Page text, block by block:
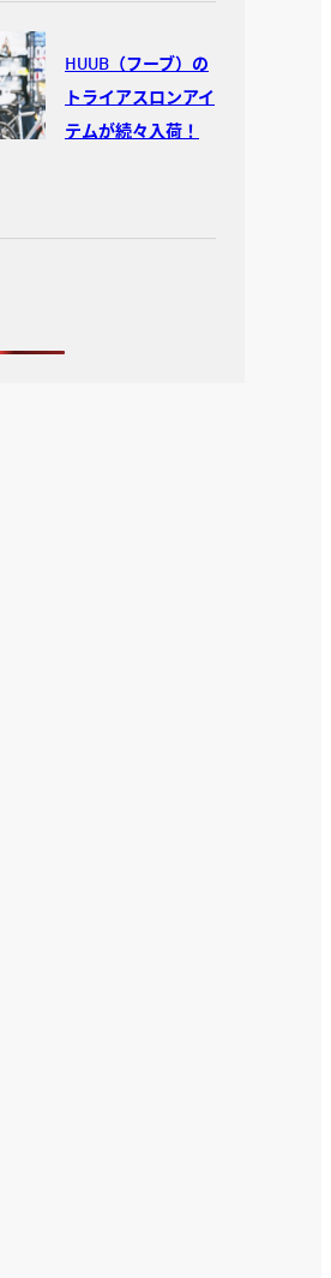
HUUB（フーブ）の
トライアスロンアイ
テムが続々入荷！